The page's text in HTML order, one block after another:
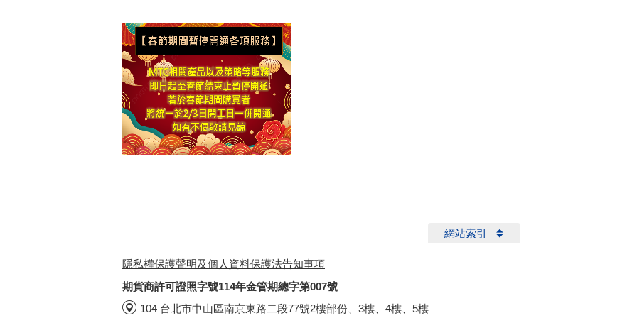
網站索引
隱私權保護聲明及個人資料保護法告知事項
期貨商許可證照字號114年金管期總字第007號
104 台北市中山區南京東路二段77號2樓部份、3樓、4樓、5樓